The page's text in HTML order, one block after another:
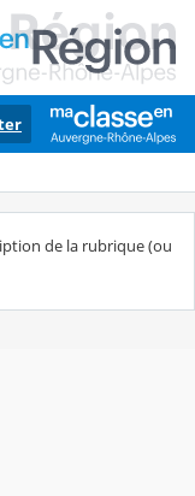
de la rubrique (ou